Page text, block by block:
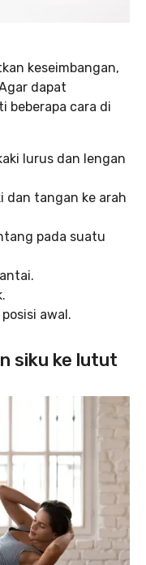
keseimbangan,
dapat
beberapa cara di
lurus dan lengan
dan tangan ke arah
pada suatu
awal.
siku ke lutut